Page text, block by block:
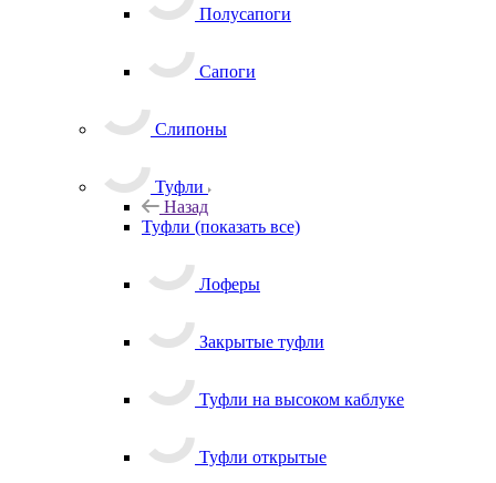
Полусапоги
Сапоги
Слипоны
Туфли
Назад
Туфли (показать все)
Лоферы
Закрытые туфли
Туфли на высоком каблуке
Туфли открытые